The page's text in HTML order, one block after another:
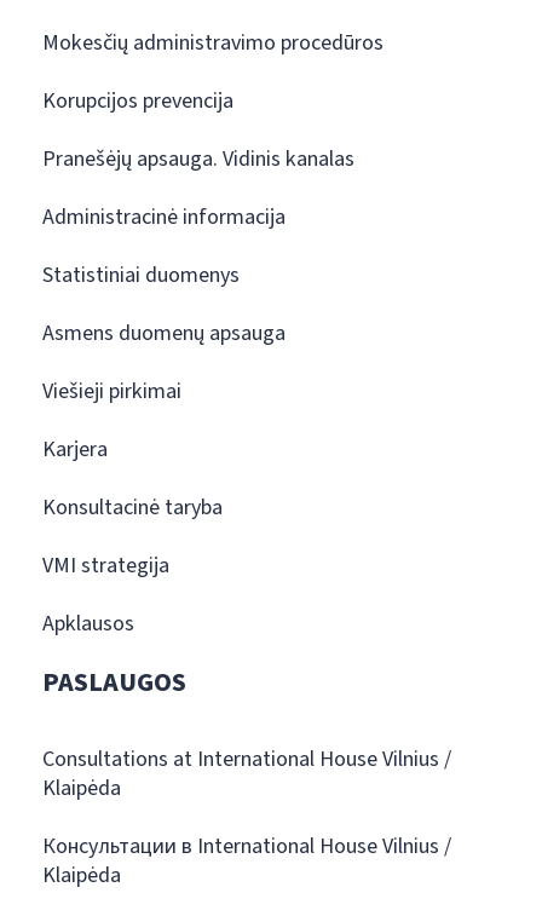
Mokesčių administravimo procedūros
Korupcijos prevencija
Pranešėjų apsauga. Vidinis kanalas
Administracinė informacija
Statistiniai duomenys
Asmens duomenų apsauga
Viešieji pirkimai
Karjera
Konsultacinė taryba
VMI strategija
Apklausos
PASLAUGOS
Consultations at International House Vilnius /
Klaipėda
Консультации в International House Vilnius /
Klaipėda